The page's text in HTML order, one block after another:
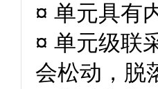
¤ 单元具有
¤ 单元级联
会松动，脱